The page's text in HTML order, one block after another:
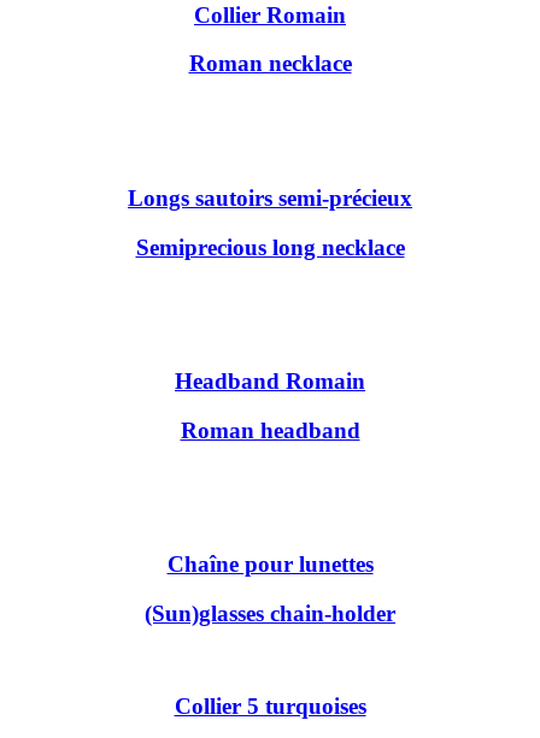
Collier Romain
Roman necklace
Longs sautoirs semi-précieux
Semiprecious long necklace
Headband Romain
Roman headband
Chaîne pour lunettes
(Sun)glasses chain-holder
Collier 5 turquoises